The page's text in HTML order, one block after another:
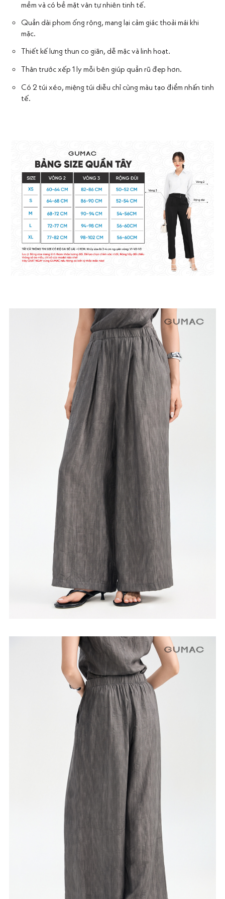
mềm và có bề mặt vân tự nhiên tinh tế.
Quần dài phom ống rộng, mang lại cảm giác thoải mái khi
mặc.
Thiết kế lưng thun co giãn, dễ mặc và linh hoạt.
Thân trước xếp 1 ly mỗi bên giúp quần rũ đẹp hơn.
Có 2 túi xéo, miệng túi diễu chỉ cùng màu tạo điểm nhấn tinh
tế.